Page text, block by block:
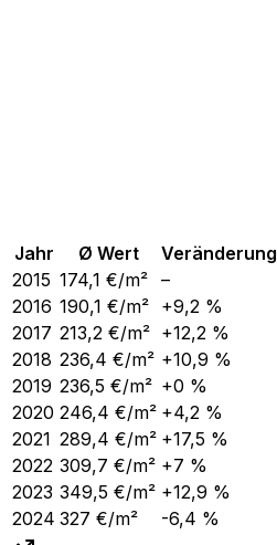
Jahr Ø Wert
Veränderung
2015 174,1 €/m² –
2016 190,1 €/m² +9,2 %
2017 213,2 €/m² +12,2 %
2018 236,4 €/m² +10,9 %
2019 236,5 €/m² +0 %
2020 246,4 €/m² +4,2 %
2021 289,4 €/m² +17,5 %
2022 309,7 €/m² +7 %
2023 349,5 €/m² +12,9 %
2024 327 €/m² -6,4 %